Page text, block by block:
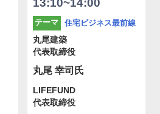
13:10~14:00
テーマ
住宅ビジネス最前線
丸尾建築
代表取締役
丸尾 幸司氏
LIFEFUND
代表取締役